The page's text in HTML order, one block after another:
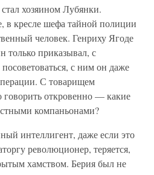
хозяином Лубянки.
в кресле шефа тайной полиции
человек. Генриху Ягоде
приказывал, с
с ним он даже
С товарищем
откровенно — какие
компаньонами?
интеллигент, даже если это
революционер, теряется,
хамством. Берия был не